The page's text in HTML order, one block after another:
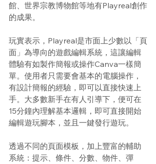
館、世界宗教博物館等地有Playreal創作
的成果。
玩實表示，Playreal是市面上少數以「頁
面」為導向的遊戲編輯系統，這讓編輯
體驗有如製作簡報或操作Canva一樣簡
單。使用者只需要會基本的電腦操作，
有設計簡報的經驗，即可以直接快速上
手。大多數新手在有人引導下，便可在
15分鐘內理解基本邏輯，即可直接開始
編輯遊玩腳本，並且一鍵發行遊玩。
透過不同的頁面模板，加上豐富的輔助
系統：提示、條件、分數、物件、彈